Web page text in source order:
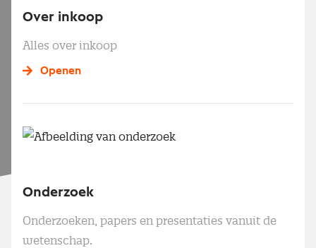
Over inkoop
Alles over inkoop
Openen
Onderzoek
Onderzoeken, papers en presentaties vanuit de
wetenschap.